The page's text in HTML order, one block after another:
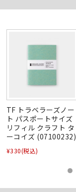
TF トラベラーズノー
ト パスポートサイズ
リフィル クラフト タ
ーコイズ (07100232)
¥330(税込)